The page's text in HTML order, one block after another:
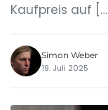
Kaufpreis auf […]
Simon Weber
19. Juli 2025